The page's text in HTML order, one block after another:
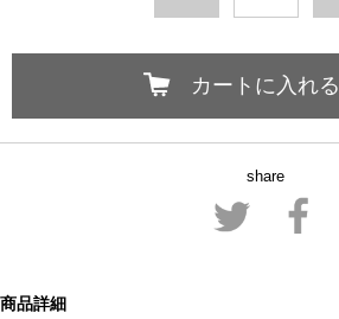
カートに入れる
share
商品詳細